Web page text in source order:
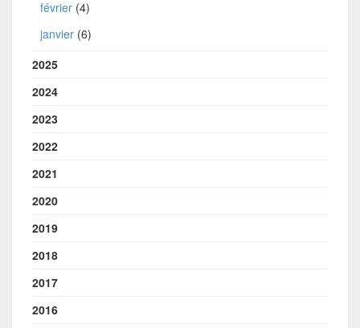
février (4)
janvier (6)
2025
2024
2023
2022
2021
2020
2019
2018
2017
2016